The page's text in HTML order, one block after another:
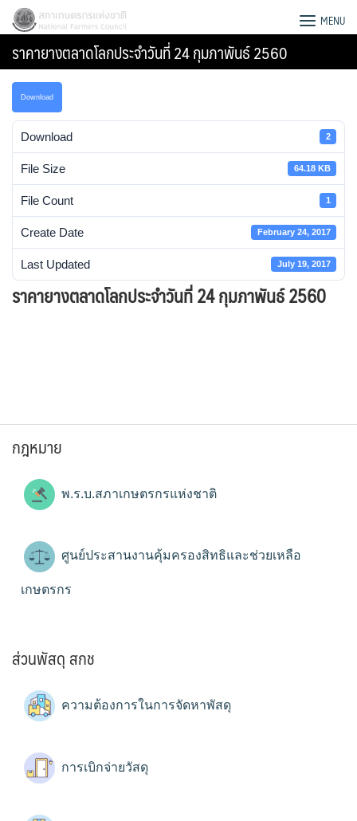
Skip
content
Search
สภาเกษตรกรแห่งชาติ MENU
ราคายางตลาดโลกประจําวันที่ 24 กุมภาพันธ์ 2560
Download
Download 2
File Size 64.18 KB
File Count 1
Create Date February 24, 2017
Last Updated July 19, 2017
ราคายางตลาดโลกประจําวันที่ 24 กุมภาพันธ์ 2560
กฎหมาย
พ.ร.บ.สภาเกษตรกรแห่งชาติ
ศูนย์ประสานงานคุ้มครองสิทธิและช่วยเหลือ
เกษตรกร
ส่วนพัสดุ สกช
ความต้องการในการจัดหาพัสดุ
การเบิกจ่ายวัสดุ